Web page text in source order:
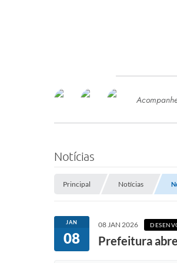
SERVIÇOS
SEMED
Processo de Contratação -
Concursos e Processos
Notícias
Principal Notícias
JAN
08
08 JAN 2026
Prefeitura